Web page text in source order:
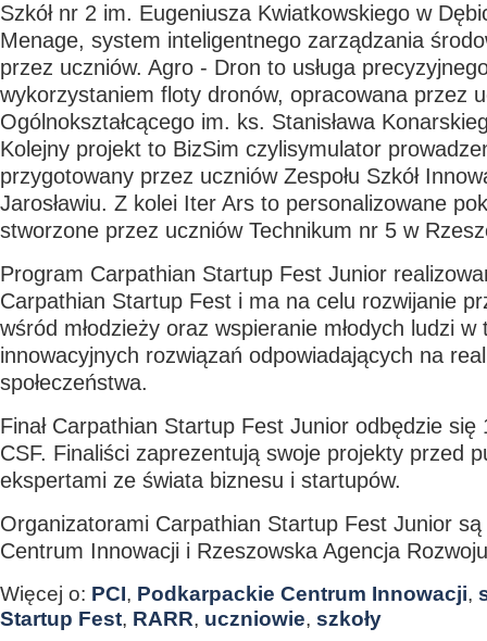
Szkół nr 2 im. Eugeniusza Kwiatkowskiego w
Menage, system inteligentnego zarządzania
przez uczniów. Agro - Dron to usługa
wykorzystaniem floty dronów, opracowana przez
Ogólnokształcącego im. ks. Stanisława
Kolejny projekt to BizSim czylisymulator
przygotowany przez uczniów Zespołu Szkół
Jarosławiu. Z kolei Iter Ars to personalizowane
stworzone przez uczniów Technikum nr 5 w
Program Carpathian Startup Fest Junior
Carpathian Startup Fest i ma na celu rozwijanie
wśród młodzieży oraz wspieranie młodych ludzi w
innowacyjnych rozwiązań odpowiadających na
społeczeństwa.
Finał Carpathian Startup Fest Junior odbędzie
CSF. Finaliści zaprezentują swoje projekty przed
ekspertami ze świata biznesu i startupów.
Organizatorami Carpathian Startup Fest Junior
Centrum Innowacji i Rzeszowska Agencja
Więcej o: PCI, Podkarpackie Centrum Innowacji,
Startup Fest, RARR, uczniowie, szkoły